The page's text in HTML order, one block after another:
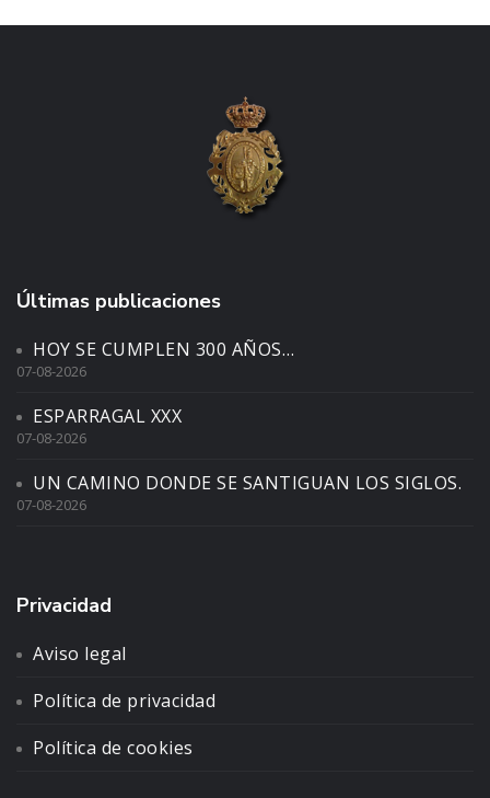
Últimas publicaciones
HOY SE CUMPLEN 300 AÑOS…
07-08-2026
ESPARRAGAL XXX
07-08-2026
UN CAMINO DONDE SE SANTIGUAN LOS SIGLOS.
07-08-2026
Privacidad
Aviso legal
Política de privacidad
Política de cookies